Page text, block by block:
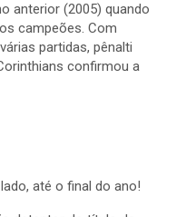
anterior (2005) quando
campeões. Com
partidas, pênalti
confirmou a
até o final do ano!